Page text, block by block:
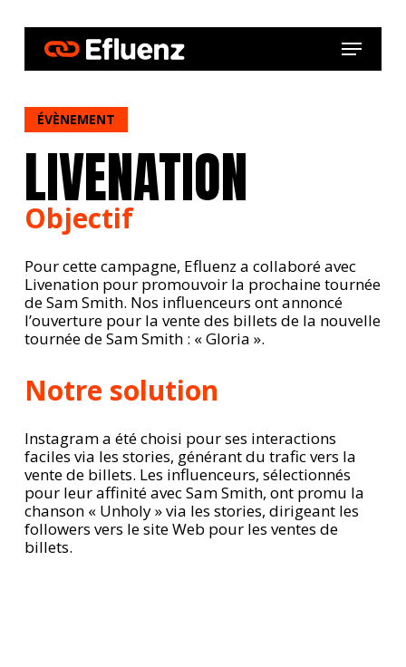
Menu
ÉVÈNEMENT
LIVENATION
Objectif
Pour cette campagne, Efluenz a collaboré avec
Livenation pour promouvoir la prochaine tournée
de Sam Smith. Nos influenceurs ont annoncé
l’ouverture pour la vente des billets de la nouvelle
tournée de Sam Smith : « Gloria ».
Notre solution
Instagram a été choisi pour ses interactions
faciles via les stories, générant du trafic vers la
vente de billets. Les influenceurs, sélectionnés
pour leur affinité avec Sam Smith, ont promu la
chanson « Unholy » via les stories, dirigeant les
followers vers le site Web pour les ventes de
billets.